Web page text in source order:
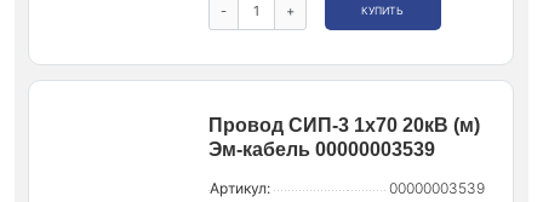
- + КУПИТЬ
Провод СИП-3 1х70 20кВ (м)
Эм-кабель 00000003539
Артикул:
00000003539